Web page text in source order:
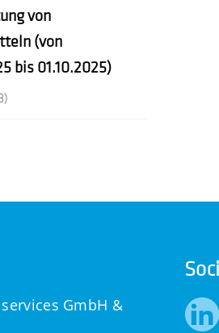
von
(von
bis 01.10.2025)
GmbH &